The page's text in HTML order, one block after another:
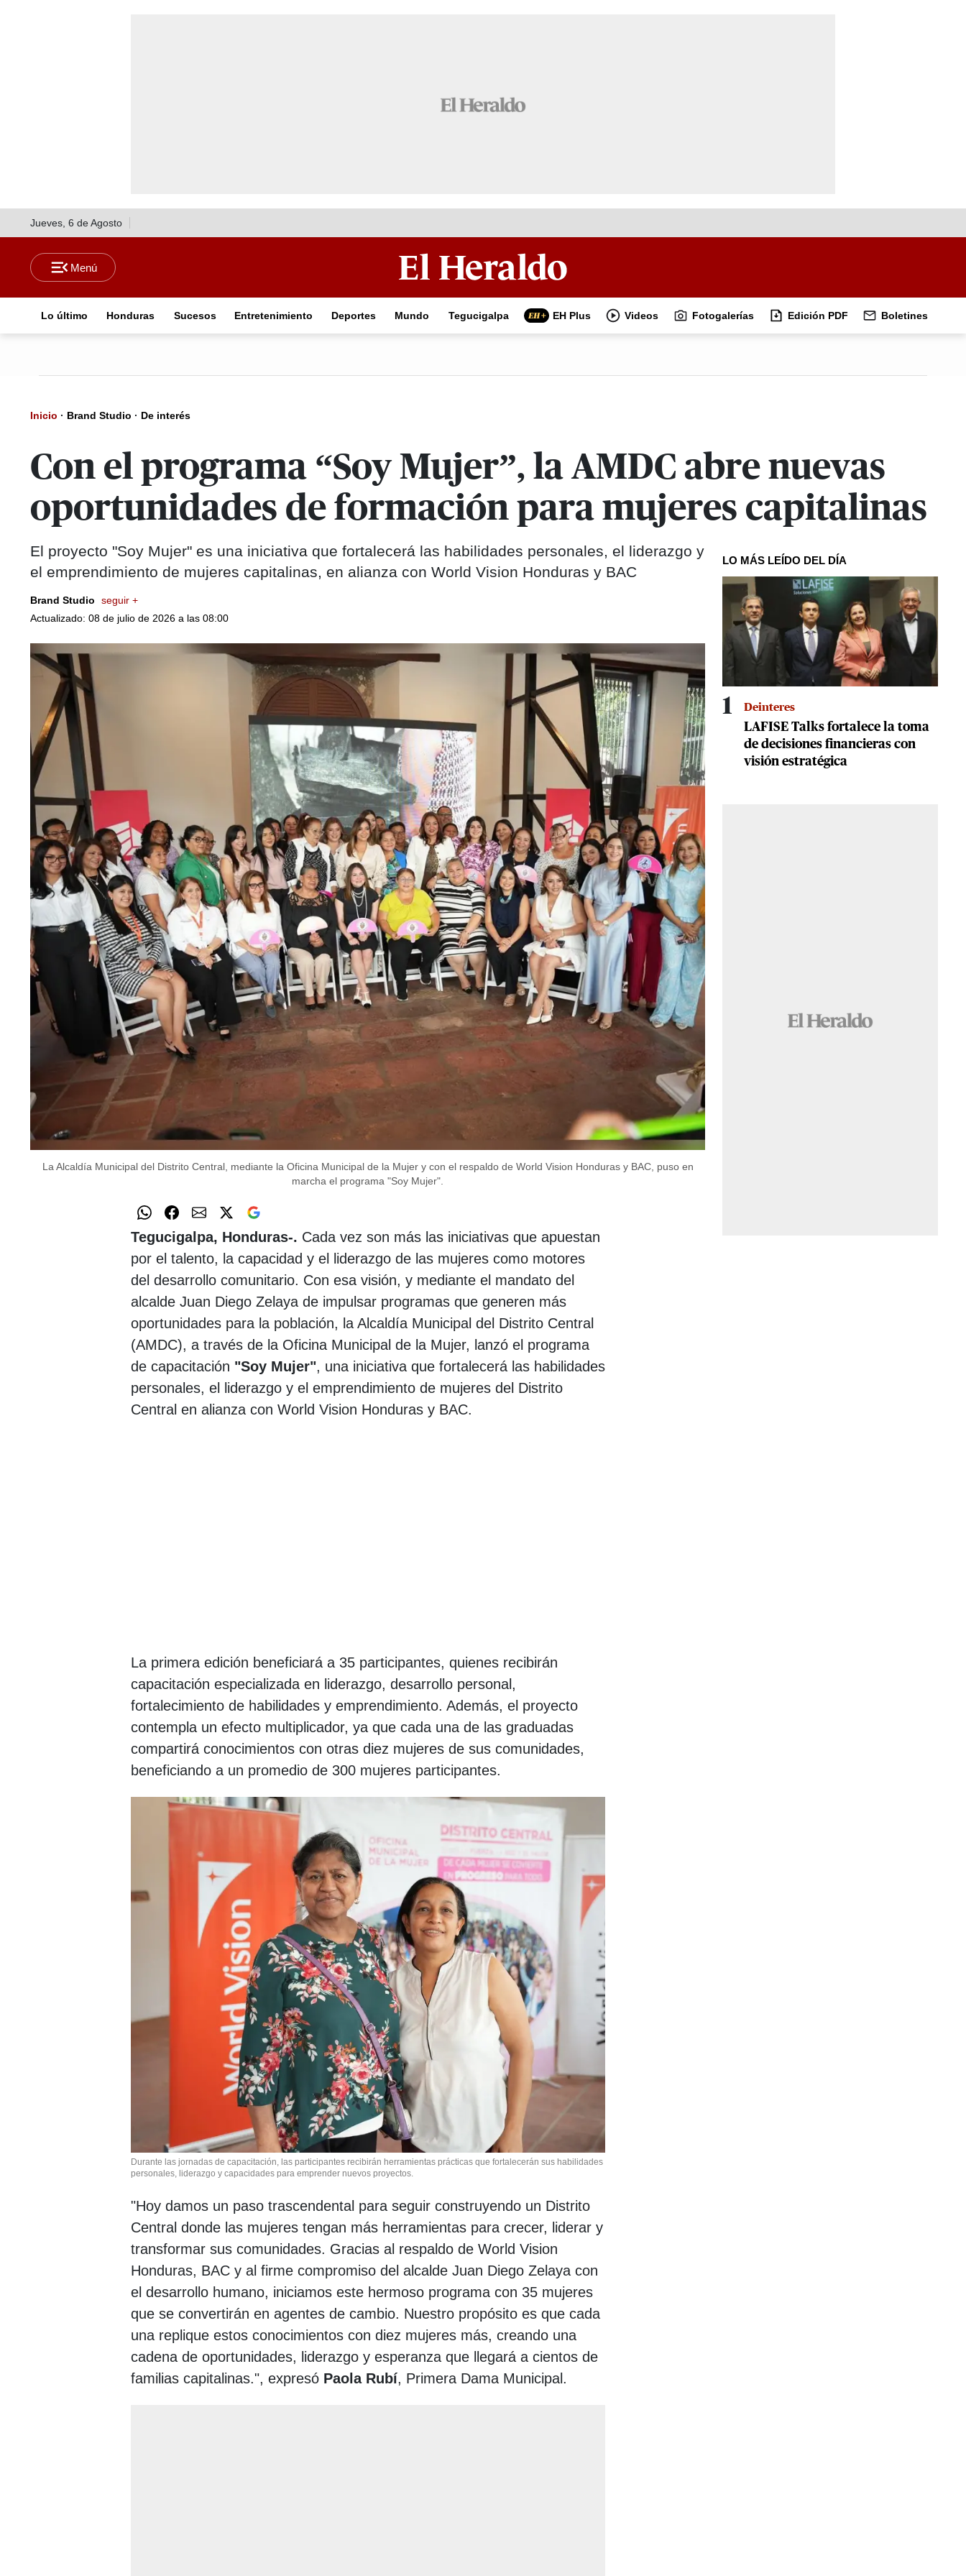
Jueves, 6 de Agosto
Lo último Honduras Sucesos Entretenimiento Deportes Mundo Tegucigalpa EH Plus Videos Fotogalerías Edición PDF Boletines
Inicio · Brand Studio · De interés
Con el programa “Soy Mujer”, la AMDC abre nuevas
oportunidades de formación para mujeres capitalinas
El proyecto "Soy Mujer" es una iniciativa que fortalecerá las habilidades personales, el liderazgo y
el emprendimiento de mujeres capitalinas, en alianza con World Vision Honduras y BAC
Brand Studio
seguir +
Actualizado: 08 de julio de 2026 a las 08:00
La Alcaldía Municipal del Distrito Central, mediante la Oficina Municipal de la Mujer y con el respaldo de World Vision Honduras y BAC, puso en
marcha el programa "Soy Mujer".
Tegucigalpa, Honduras-. Cada vez son más las iniciativas que apuestan
por el talento, la capacidad y el liderazgo de las mujeres como motores
del desarrollo comunitario. Con esa visión, y mediante el mandato del
alcalde Juan Diego Zelaya de impulsar programas que generen más
oportunidades para la población, la Alcaldía Municipal del Distrito Central
(AMDC), a través de la Oficina Municipal de la Mujer, lanzó el programa
de capacitación "Soy Mujer", una iniciativa que fortalecerá las habilidades
personales, el liderazgo y el emprendimiento de mujeres del Distrito
Central en alianza con World Vision Honduras y BAC.
La primera edición beneficiará a 35 participantes, quienes recibirán
capacitación especializada en liderazgo, desarrollo personal,
fortalecimiento de habilidades y emprendimiento. Además, el proyecto
contempla un efecto multiplicador, ya que cada una de las graduadas
compartirá conocimientos con otras diez mujeres de sus comunidades,
beneficiando a un promedio de 300 mujeres participantes.
Durante las jornadas de capacitación, las participantes recibirán herramientas prácticas que fortalecerán sus habilidades
personales, liderazgo y capacidades para emprender nuevos proyectos.
"Hoy damos un paso trascendental para seguir construyendo un Distrito
Central donde las mujeres tengan más herramientas para crecer, liderar y
transformar sus comunidades. Gracias al respaldo de World Vision
Honduras, BAC y al firme compromiso del alcalde Juan Diego Zelaya con
el desarrollo humano, iniciamos este hermoso programa con 35 mujeres
que se convertirán en agentes de cambio. Nuestro propósito es que cada
una replique estos conocimientos con diez mujeres más, creando una
cadena de oportunidades, liderazgo y esperanza que llegará a cientos de
familias capitalinas.", expresó Paola Rubí, Primera Dama Municipal.
LO MÁS LEÍDO DEL DÍA
1 Deinteres
LAFISE Talks fortalece la toma
de decisiones financieras con
visión estratégica